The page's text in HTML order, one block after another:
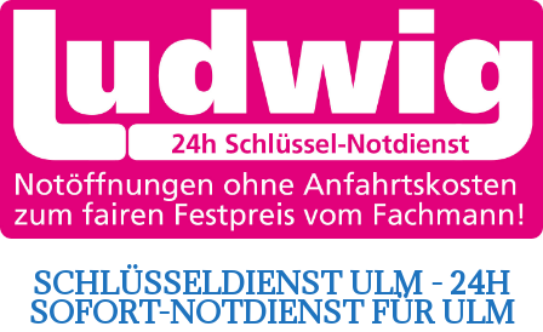
SCHLÜSSELDIENST ULM - 24H
SOFORT-NOTDIENST FÜR ULM